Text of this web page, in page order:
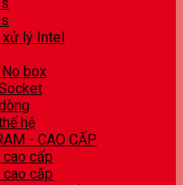
xử lý Intel
box
hệ
- CAO CẤP
cao cấp
cao cấp